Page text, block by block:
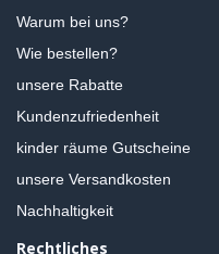
Warum bei uns?
Wie bestellen?
unsere Rabatte
Kundenzufriedenheit
kinder räume Gutscheine
unsere Versandkosten
Nachhaltigkeit
Rechtliches